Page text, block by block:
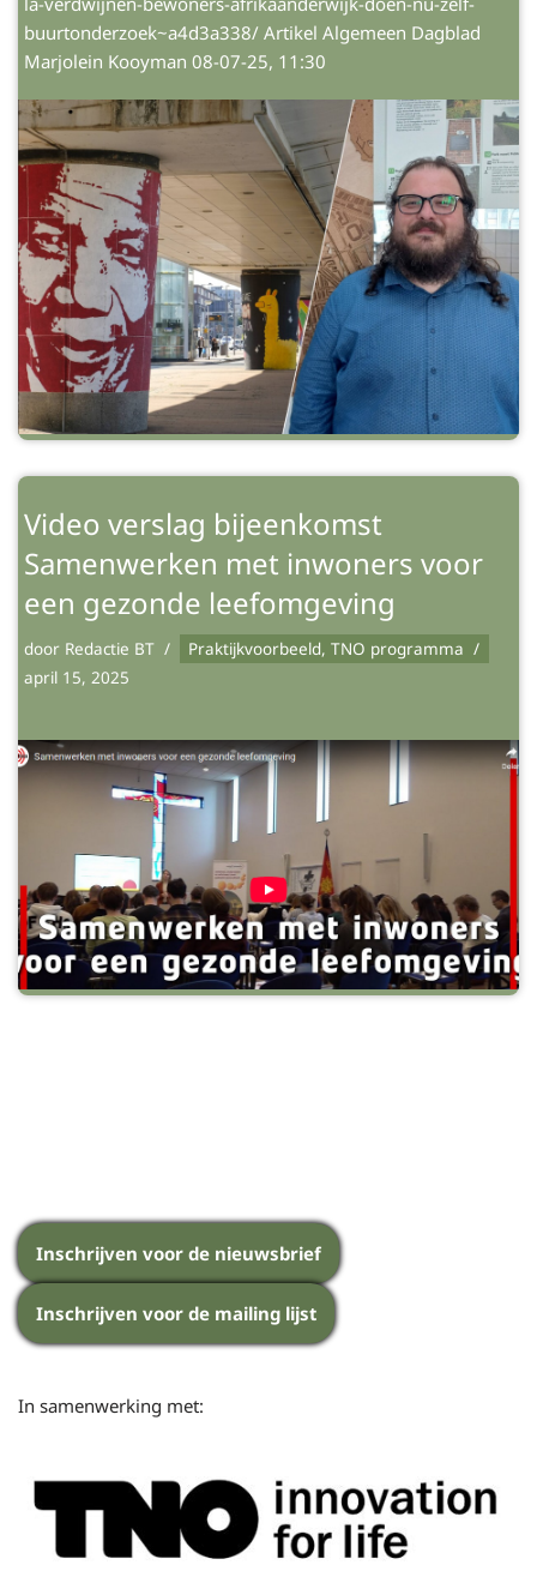
buurtonderzoek~a4d3a338/ Artikel Algemeen Dagblad
Marjolein Kooyman 08-07-25, 11:30
Video verslag bijeenkomst
Samenwerken met inwoners voor
een gezonde leefomgeving
door Redactie BT Praktijkvoorbeeld, TNO programma
april 15, 2025
Inschrijven voor de nieuwsbrief
Inschrijven voor de mailing lijst
In samenwerking met: